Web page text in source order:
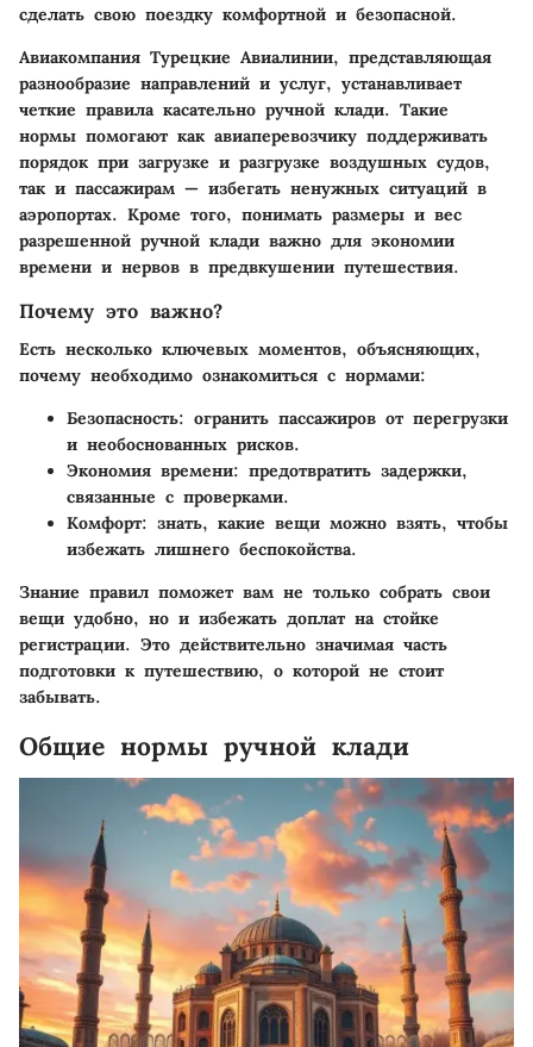
сделать свою поездку комфортной и безопасной.
Авиакомпания Турецкие Авиалинии, представляющая
разнообразие направлений и услуг, устанавливает
четкие правила касательно ручной клади. Такие
нормы помогают как авиаперевозчику поддерживать
порядок при загрузке и разгрузке воздушных судов,
так и пассажирам — избегать ненужных ситуаций в
аэропортах. Кроме того, понимать размеры и вес
разрешенной ручной клади важно для экономии
времени и нервов в предвкушении путешествия.
Почему это важно?
Есть несколько ключевых моментов, объясняющих,
почему необходимо ознакомиться с нормами:
Безопасность: огранить пассажиров от перегрузки
и необоснованных рисков.
Экономия времени: предотвратить задержки,
связанные с проверками.
Комфорт: знать, какие вещи можно взять, чтобы
избежать лишнего беспокойства.
Знание правил поможет вам не только собрать свои
вещи удобно, но и избежать доплат на стойке
регистрации. Это действительно значимая часть
подготовки к путешествию, о которой не стоит
забывать.
Общие нормы ручной клади